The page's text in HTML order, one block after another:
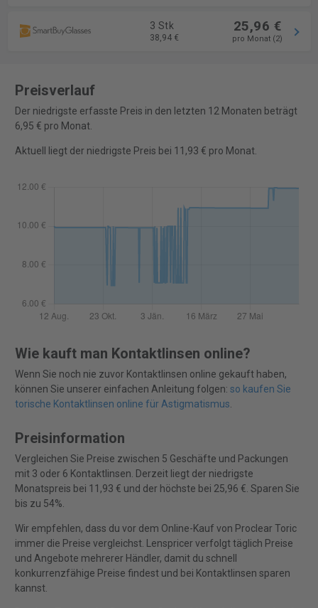
3 Stk
38,94 €
25,96 €
pro Monat (2)
Preisverlauf
Der niedrigste erfasste Preis in den letzten 12 Monaten beträgt
6,95 € pro Monat.
Aktuell liegt der niedrigste Preis bei 11,93 € pro Monat.
Wie kauft man Kontaktlinsen online?
Wenn Sie noch nie zuvor Kontaktlinsen online gekauft haben,
können Sie unserer einfachen Anleitung folgen: so kaufen Sie
torische Kontaktlinsen online für Astigmatismus.
Preisinformation
Vergleichen Sie Preise zwischen 5 Geschäfte und Packungen
mit 3 oder 6 Kontaktlinsen. Derzeit liegt der niedrigste
Monatspreis bei 11,93 € und der höchste bei 25,96 €. Sparen Sie
bis zu 54%.
Wir empfehlen, dass du vor dem Online-Kauf von Proclear Toric
immer die Preise vergleichst. Lenspricer verfolgt täglich Preise
und Angebote mehrerer Händler, damit du schnell
konkurrenzfähige Preise findest und bei Kontaktlinsen sparen
kannst.